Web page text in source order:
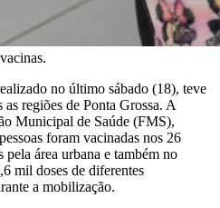
no último sábado (18), teve
regiões de Ponta Grossa. A
Municipal de Saúde (FMS),
foram vacinadas nos 26
pela área urbana e também no
mil doses de diferentes
a mobilização.